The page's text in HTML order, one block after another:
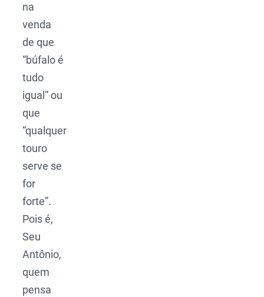
na
venda
de que
“búfalo é
tudo
igual” ou
que
“qualquer
touro
serve se
for
forte”.
Pois é,
Seu
Antônio,
quem
pensa